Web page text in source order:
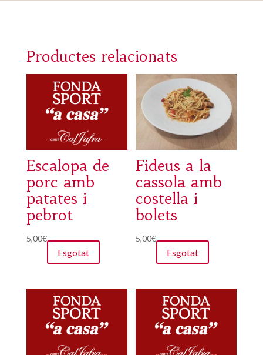
Productes relacionats
Escalopa de
porc amb
patates i
pebrot
5,00€
Esgotat
Fideus a la
cassola amb
costella i
bolets
5,00€
Esgotat